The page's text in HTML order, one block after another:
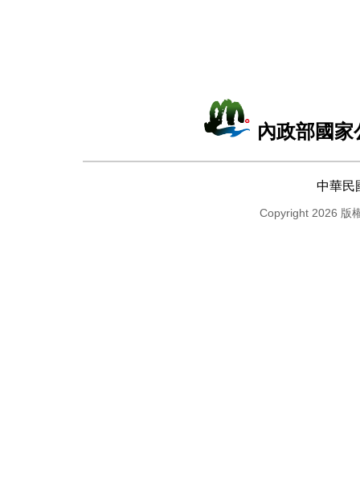
內政部國
中華民
Copyright 2026 版